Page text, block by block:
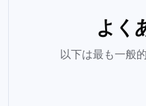
よく
以下は最も一般